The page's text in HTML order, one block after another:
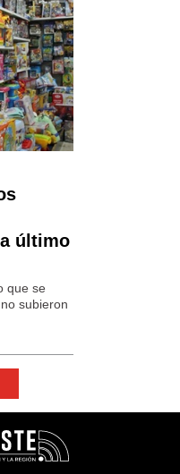
último
que se
subieron